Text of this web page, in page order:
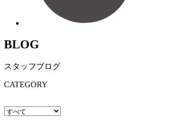
BLOG
スタッフブログ
CATEGORY